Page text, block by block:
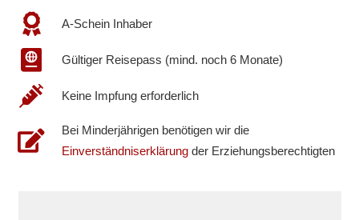
A-Schein Inhaber
Gültiger Reisepass (mind. noch 6 Monate)
Keine Impfung erforderlich
Bei Minderjährigen benötigen wir die
Einverständniserklärung der Erziehungsberechtigten